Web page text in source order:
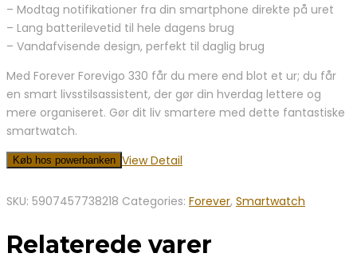
– Modtag notifikationer fra din smartphone direkte på uret
– Lang batterilevetid til hele dagens brug
– Vandafvisende design, perfekt til daglig brug
Med Forever Forevigo 330 får du mere end blot et ur; du får
en smart livsstilsassistent, der gør din hverdag lettere og
mere organiseret. Gør dit liv smartere med dette fantastiske
smartwatch.
Køb hos powerbanken View Detail
SKU: 5907457738218 Categories: Forever, Smartwatch
Relaterede varer